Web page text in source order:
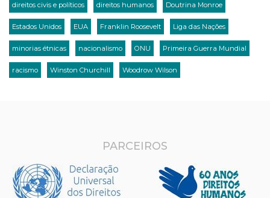
direitos civis e políticos direitos humanos Doutrina Monroe
Estados Unidos EUA Franklin Roosevelt Liga das Nações
minorias étnicas nacionalismo ONU Primeira Guerra Mundial
racismo Winston Churchill Woodrow Wilson
PARCEIROS